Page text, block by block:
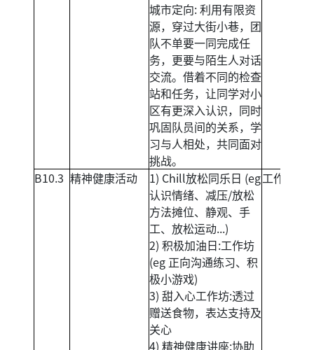
城市定向: 利用有限资
源，穿过大街小巷，团
队不单要一同完成任
务，更要与陌生人对话
交流。借着不同的检查
站和任务，让同学对小
区有更深入认识，同时
巩固队员间的关系，学
习与人相处，共同面对
挑战。
B10.3 精神健康活动
1) Chill放松同乐日 (eg
认识情绪、减压/放松
方法摊位、静观、手
工、放松运动...)
2) 积极加油日:工作坊
(eg 正向沟通练习、积
极小游戏)
3) 甜入心工作坊:透过
赠送食物，表达支持及
关心
4) 精神健康讲座:协助
工作坊